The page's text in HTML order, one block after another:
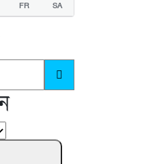
FR SA